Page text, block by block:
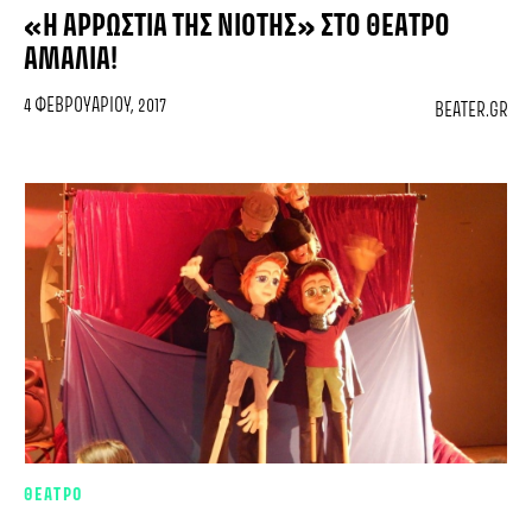
«Η ΑΡΡΏΣΤΙΑ ΤΗΣ ΝΙΌΤΗΣ» ΣΤΟ ΘΈΑΤΡΟ
ΑΜΑΛΊΑ!
4 ΦΕΒΡΟΥΑΡΊΟΥ, 2017 BEATER.GR
ΘΕΑΤΡΟ